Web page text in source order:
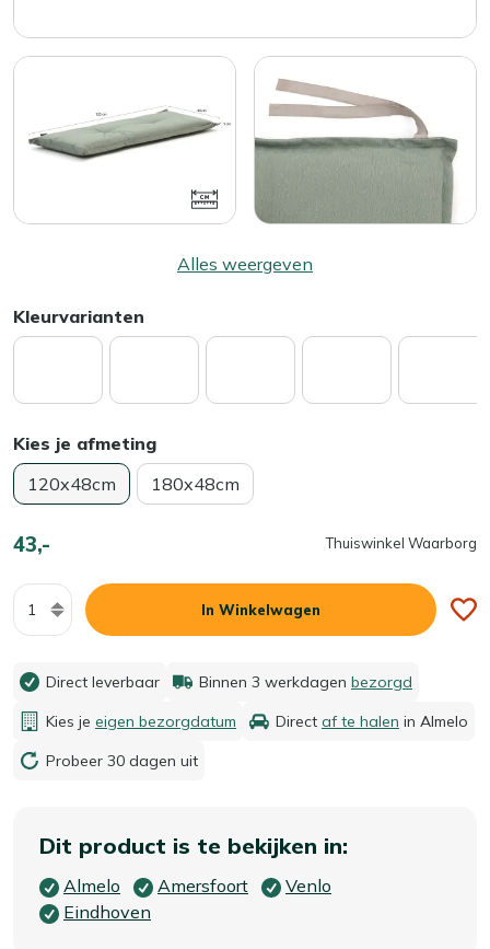
Alles weergeven
Kleurvarianten
Kies je afmeting
120x48cm
180x48cm
43,- Thuiswinkel Waarborg
Aantal
In Winkelwagen
Direct leverbaar Binnen 3 werkdagen bezorgd
Kies je eigen bezorgdatum Direct af te halen in Almelo
Probeer 30 dagen uit
Dit product is te bekijken in:
Almelo Amersfoort
Venlo
Eindhoven